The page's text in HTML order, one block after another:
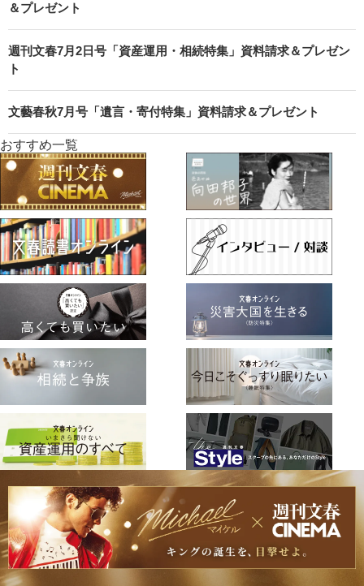
＆プレゼント
週刊文春7月2日号「資産運用・相続特集」資料請求＆プレゼン
ト
文藝春秋7月号「遺言・寄付特集」資料請求＆プレゼント
おすすめ一覧